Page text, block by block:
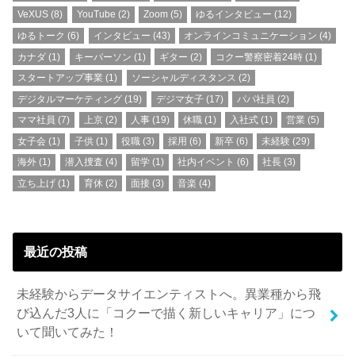
VeXUS (8) YouTube (2) Zoom (5) ゆるインタビュー (12)
ゆるトーク (6) インタビュー (43) オンラインコミュニケーション (4)
カナダ (1) キーパーソン (1) ギター (2) コクー警察密着24時 (1)
スタートアップ事業 (1) ソーシャルディスタンス (2)
デジタルマーケティング (19) デジマ女子(17) パパ社員 (2)
ママ社員 (7) 上京(2) 人事(19) 休職 (1) 入社式 (1) 営業 (5)
女子会 (1) 子供(1) 役職(3) 採用 (6) 新卒 (6) 未経験 (29)
海外 (1) 潜入捜査 (4) 留学(1) 社内イベント (6) 社長 (3)
立ち上げ (1) 育休 (2) 面接(3) 音楽 (4)
最近の投稿
未経験からデータサイエンティストへ。異業種から飛
び込んだ3人に「コクーで描く新しいキャリア」につ
いて聞いてみた！